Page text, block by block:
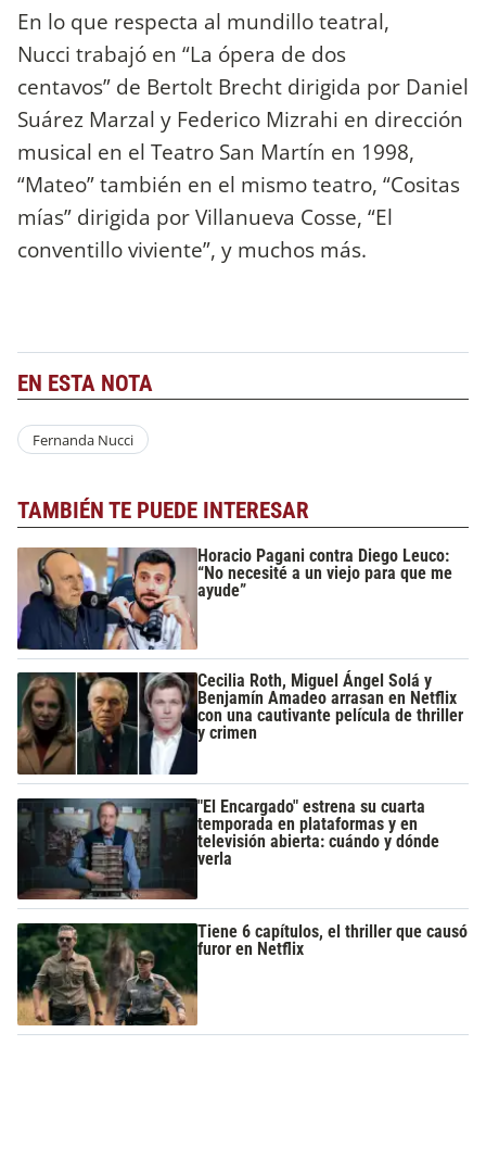
En lo que respecta al mundillo teatral,
Nucci trabajó en “La ópera de dos
centavos” de Bertolt Brecht dirigida por Daniel
Suárez Marzal y Federico Mizrahi en dirección
musical en el Teatro San Martín en 1998,
“Mateo” también en el mismo teatro, “Cositas
mías” dirigida por Villanueva Cosse, “El
conventillo viviente”, y muchos más.
EN ESTA NOTA
Fernanda Nucci
TAMBIÉN TE PUEDE INTERESAR
Horacio Pagani contra Diego Leuco:
“No necesité a un viejo para que me
ayude”
Cecilia Roth, Miguel Ángel Solá y
Benjamín Amadeo arrasan en Netflix
con una cautivante película de thriller
y crimen
"El Encargado" estrena su cuarta
temporada en plataformas y en
televisión abierta: cuándo y dónde
verla
Tiene 6 capítulos, el thriller que causó
furor en Netflix